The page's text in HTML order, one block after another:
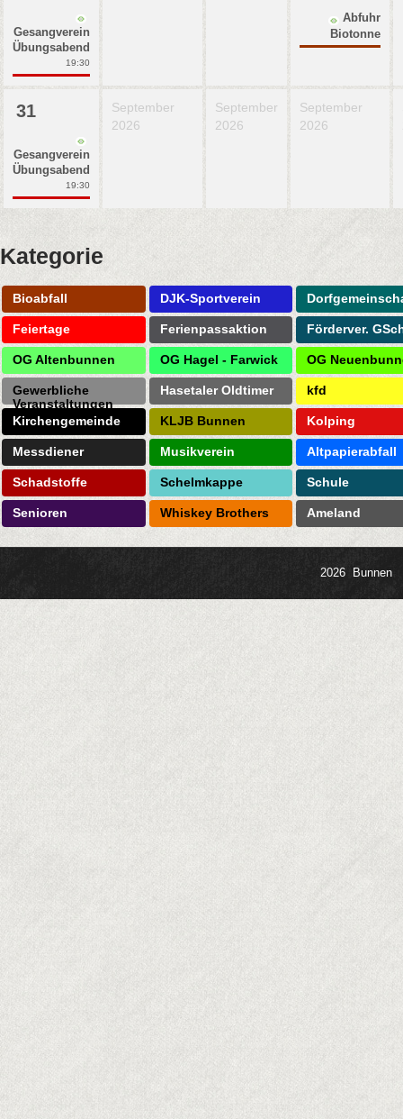
Gesangverein
Übungsabend
19:30
Abfuhr
Biotonne
31
Gesangverein
Übungsabend
19:30
September
2026
September
2026
September
2026
Kategorie
Bioabfall DJK-Sportverein
Feiertage Ferienpassaktion Förderver.
OG Altenbunnen OG Hagel - Farwick OG
Gewerbliche
Veranstaltungen
Hasetaler Oldtimer kfd
Kirchengemeinde KLJB Bunnen Kolping
Messdiener Musikverein Altpapierabfall
Schadstoffe Schelmkappe Schule
Senioren Whiskey Brothers Ameland
2026 Bunnen